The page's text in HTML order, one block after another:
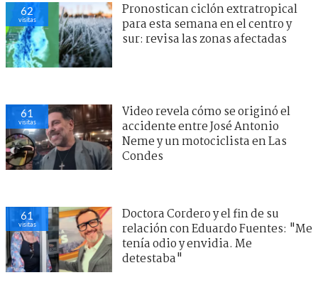
62
visitas
Pronostican ciclón extratropical
para esta semana en el centro y
sur: revisa las zonas afectadas
61
visitas
Video revela cómo se originó el
accidente entre José Antonio
Neme y un motociclista en Las
Condes
61
visitas
Doctora Cordero y el fin de su
relación con Eduardo Fuentes: "Me
tenía odio y envidia. Me
detestaba"